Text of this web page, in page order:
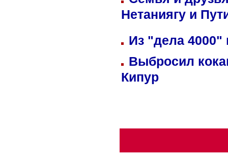
Нетаниягу и
Из "дела 4000"
Выбросил
Кипур